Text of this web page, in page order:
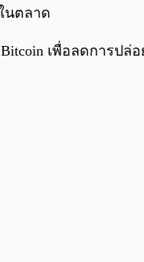
นตลาด
เพื่อลดการป